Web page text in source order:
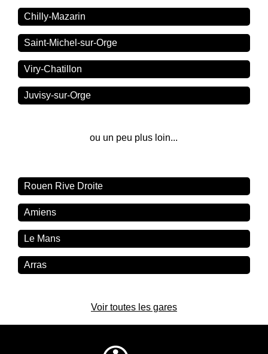
Chilly-Mazarin
Saint-Michel-sur-Orge
Viry-Chatillon
Juvisy-sur-Orge
ou un peu plus loin...
Rouen Rive Droite
Amiens
Le Mans
Arras
Voir toutes les gares